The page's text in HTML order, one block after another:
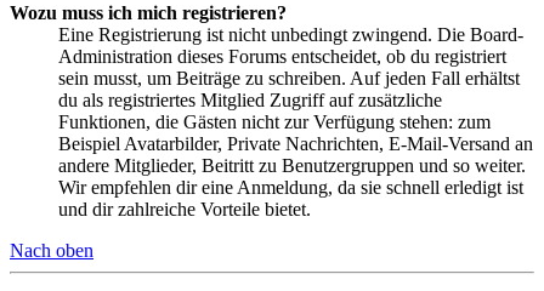
Wozu muss ich mich registrieren?
Eine Registrierung ist nicht unbedingt zwingend. Die Board-
Administration dieses Forums entscheidet, ob du registriert
sein musst, um Beiträge zu schreiben. Auf jeden Fall erhältst
du als registriertes Mitglied Zugriff auf zusätzliche
Funktionen, die Gästen nicht zur Verfügung stehen: zum
Beispiel Avatarbilder, Private Nachrichten, E-Mail-Versand an
andere Mitglieder, Beitritt zu Benutzergruppen und so weiter.
Wir empfehlen dir eine Anmeldung, da sie schnell erledigt ist
und dir zahlreiche Vorteile bietet.
Nach oben